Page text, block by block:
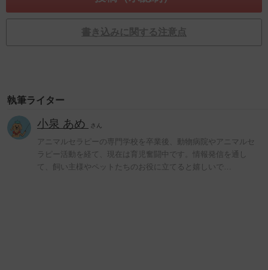
書き込みに関する注意点
執筆ライター
小泉 あめ さん
アニマルセラピーの専門学校を卒業後、動物病院やアニマルセ
ラピー活動を経て、現在は育児奮闘中です。情報発信を通し
て、飼い主様やペットたちのお役に立てると嬉しいで…